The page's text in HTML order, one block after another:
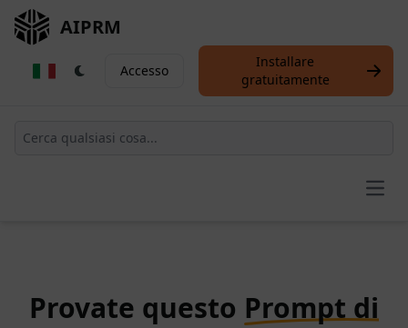
AIPRM
Accesso
Installare
gratuitamente
Provate questo Prompt di